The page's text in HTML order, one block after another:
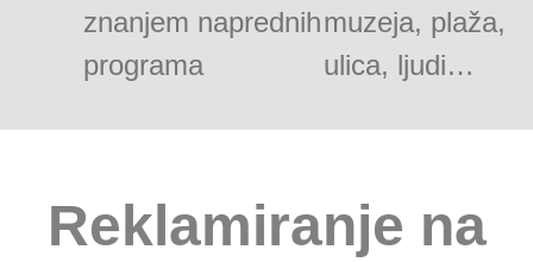
znanjem naprednih
programa
muzeja, plaža,
ulica, ljudi…
Reklamiranje na